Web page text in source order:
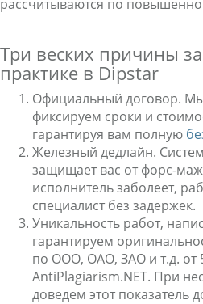
рассчитываются по
Три веских причины
практике в Dipstar
Официальный договор.
фиксируем сроки и
гарантируя вам полную
Железный дедлайн.
защищает вас от форс-
исполнитель заболеет,
специалист без задержек.
Уникальность работ,
гарантируем
по ООО, ОАО, ЗАО и т.д. от
AntiPlagiarism.NET. При
доведем этот показатель